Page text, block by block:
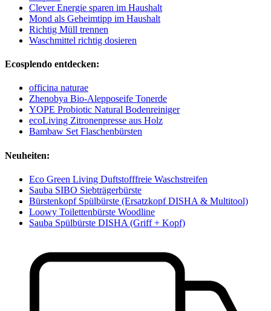
Clever Energie sparen im Haushalt
Mond als Geheimtipp im Haushalt
Richtig Müll trennen
Waschmittel richtig dosieren
Ecosplendo entdecken:
officina naturae
Zhenobya Bio-Alepposeife Tonerde
YOPE Probiotic Natural Bodenreiniger
ecoLiving Zitronenpresse aus Holz
Bambaw Set Flaschenbürsten
Neuheiten:
Eco Green Living Duftstofffreie Waschstreifen
Sauba SIBO Siebträgerbürste
Bürstenkopf Spülbürste (Ersatzkopf DISHA & Multitool)
Loowy Toilettenbürste Woodline
Sauba Spülbürste DISHA (Griff + Kopf)